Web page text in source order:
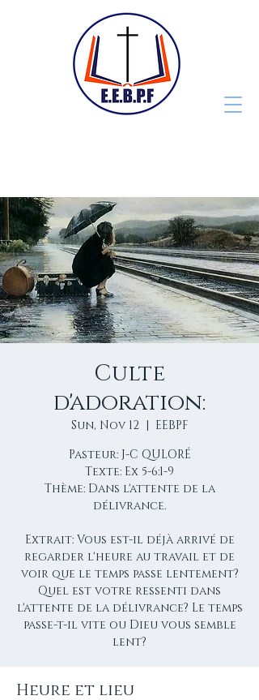
Culte
d'adoration:
Sun, Nov 12
  |
EEBPF
Pasteur: J-C QULORÉ
Texte: Ex 5-6:1-9
Thème: Dans l'attente de la
délivrance.
Extrait: Vous est-il déjà arrivé de
regarder l'heure au travail et de
voir que le temps passe lentement?
Quel est votre ressenti dans
l'attente de la délivrance? Le temps
passe-t-il vite ou Dieu vous semble
lent?
Heure et lieu